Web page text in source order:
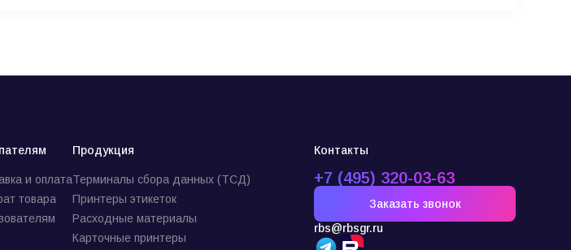
и оплата
товара
Продукция
Терминалы сбора данных (ТСД)
Принтеры этикеток
Расходные материалы
Карточные принтеры
Контакты
+7 (495) 320-03-63
Заказать звонок
rbs@rbsgr.ru